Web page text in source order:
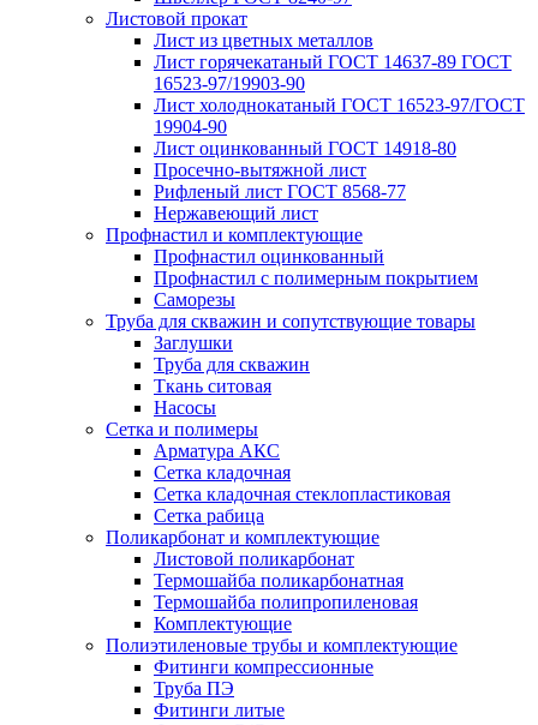
Листовой прокат
Лист из цветных металлов
Лист горячекатаный ГОСТ 14637-89 ГОСТ
16523-97/19903-90
Лист холоднокатаный ГОСТ 16523-97/ГОСТ
19904-90
Лист оцинкованный ГОСТ 14918-80
Просечно-вытяжной лист
Рифленый лист ГОСТ 8568-77
Нержавеющий лист
Профнастил и комплектующие
Профнастил оцинкованный
Профнастил с полимерным покрытием
Саморезы
Труба для скважин и сопутствующие товары
Заглушки
Труба для скважин
Ткань ситовая
Насосы
Сетка и полимеры
Арматура АКС
Сетка кладочная
Сетка кладочная стеклопластиковая
Сетка рабица
Поликарбонат и комплектующие
Листовой поликарбонат
Термошайба поликарбонатная
Термошайба полипропиленовая
Комплектующие
Полиэтиленовые трубы и комплектующие
Фитинги компрессионные
Труба ПЭ
Фитинги литые